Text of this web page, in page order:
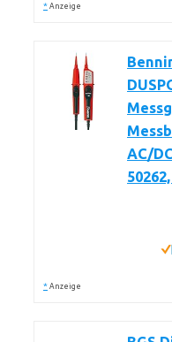
* Anzeige
AC/
* Anzeige